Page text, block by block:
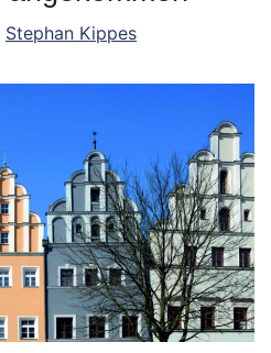
Stephan Kippes